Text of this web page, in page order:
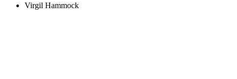
Virgil Hammock